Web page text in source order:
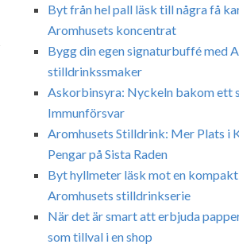
Byt från hel pall läsk till några få
Aromhusets koncentrat
Bygg din egen signaturbuffé med
stilldrinkssmaker
Askorbinsyra: Nyckeln bakom ett
Immunförsvar
Aromhusets Stilldrink: Mer Plats i
Pengar på Sista Raden
Byt hyllmeter läsk mot en
Aromhusets stilldrinkserie
När det är smart att erbjuda
som tillval i en shop